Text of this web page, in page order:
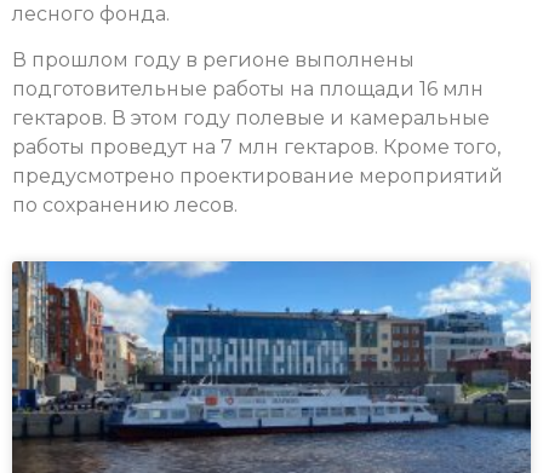
лесного фонда.
В прошлом году в регионе выполнены
подготовительные работы на площади 16 млн
гектаров. В этом году полевые и камеральные
работы проведут на 7 млн гектаров. Кроме того,
предусмотрено проектирование мероприятий
по сохранению лесов.